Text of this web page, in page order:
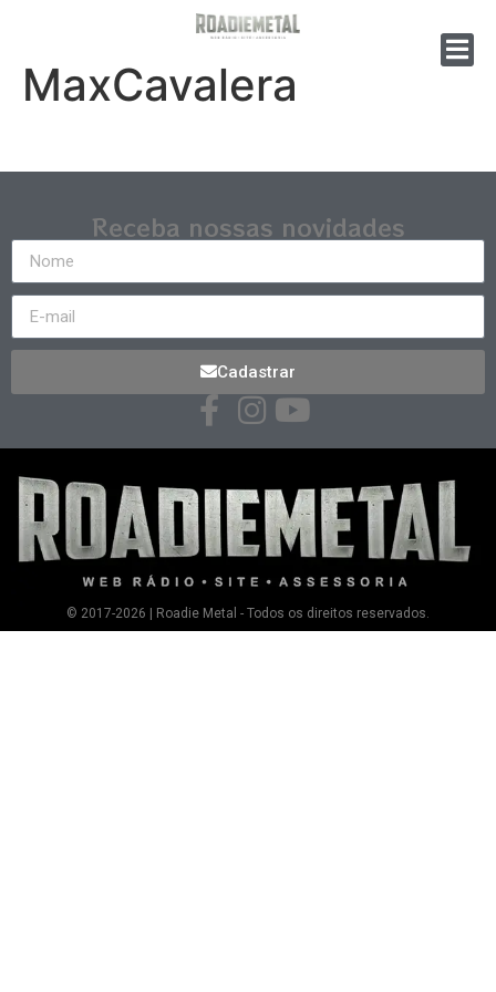
MaxCavalera
Receba nossas novidades
Cadastrar
© 2017-2026 | Roadie Metal - Todos os direitos reservados.